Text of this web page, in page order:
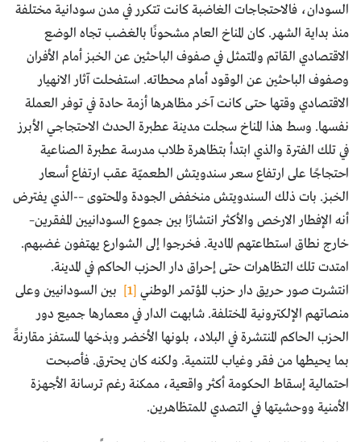
السودان، فالاحتجاجات الغاضبة كانت تتكرر في مدن سودانية مختلفة
منذ بداية الشهر. كان المناخ العام مشحونًا بالغضب تجاه الوضع
الاقتصادي القاتم والمتمثل في صفوف الباحثين عن الخبز أمام الأفران
وصفوف الباحثين عن الوقود أمام محطاته. استفحلت آثار الانهيار
الاقتصادي وقتها حتى كانت آخر مظاهرها أزمة حادة في توفر العملة
نفسها. وسط هذا المناخ سجلت مدينة عطبرة الحدث الاحتجاجي الأبرز
في تلك الفترة والذي ابتدأ بتظاهرة طلاب مدرسة عطبرة الصناعية
احتجاجًا على ارتفاع سعر سندويتش الطعميّة عقب ارتفاع أسعار
الخبز. بات ذلك السندويتش منخفض الجودة والمحتوى –-الذي يفترض
أنه الإفطار الارخص والأكثر انتشارًا بين جموع السودانيين المفقرين–
خارج نطاق استطاعتهم المادية. فخرجوا إلى الشوارع يهتفون غضبهم.
امتدت تلك التظاهرات حتى إحراق دار الحزب الحاكم في المدينة.
انتشرت صور حريق دار حزب المؤتمر الوطني [1]
بين السودانيين وعلى
منصاتهم الإلكترونية المختلفة. شابهت الدار في معمارها جميع دور
الحزب الحاكم المنتشرة في البلاد، بلونها الأخضر وبذخها المستفز مقارنةً
بما يحيطها من فقر وغياب للتنمية. ولكنه كان يحترق. فأصبحت
احتمالية إسقاط الحكومة أكثر واقعية، ممكنة رغم ترسانة الأجهزة
الأمنية ووحشيتها في التصدي للمتظاهرين.